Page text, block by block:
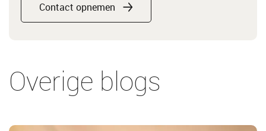
Contact opnemen
Overige blogs